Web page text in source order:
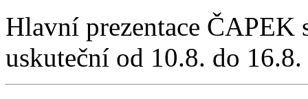
Hlavní prezentace ČAPEK
uskuteční od 10.8. do 16.8.